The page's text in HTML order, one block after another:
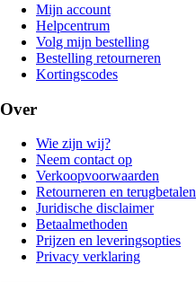
Mijn account
Helpcentrum
Volg mijn bestelling
Bestelling retourneren
Kortingscodes
Over
Wie zijn wij?
Neem contact op
Verkoopvoorwaarden
Retourneren en terugbetalen
Juridische disclaimer
Betaalmethoden
Prijzen en leveringsopties
Privacy verklaring